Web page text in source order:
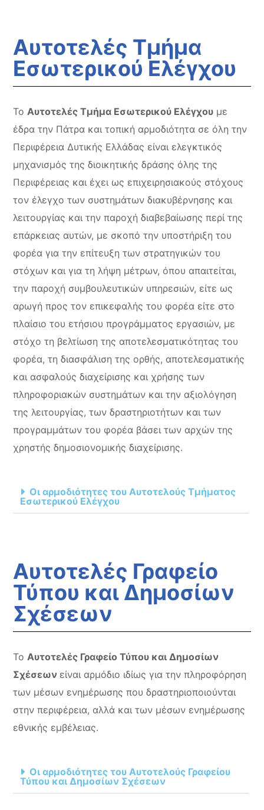
Αυτοτελές Τμήμα
Εσωτερικού Ελέγχου
ΤοΑυτοτελές Τμήμα Εσωτερικού Ελέγχου με
έδρα την Πάτρα και τοπική αρμοδιότητα σε όλη την
Περιφέρεια Δυτικής Ελλάδας είναι ελεγκτικός
μηχανισμός της διοικητικής δράσης όλης της
Περιφέρειας και έχει ως επιχειρησιακούς στόχους
τον έλεγχο των συστημάτων διακυβέρνησης και
λειτουργίας και την παροχή διαβεβαίωσης περί της
επάρκειας αυτών, με σκοπό την υποστήριξη του
φορέα για την επίτευξη των στρατηγικών του
στόχων και για τη λήψη μέτρων, όπου απαιτείται,
την παροχή συμβουλευτικών υπηρεσιών, είτε ως
αρωγή προς τον επικεφαλής του φορέα είτε στο
πλαίσιο του ετήσιου προγράμματος εργασιών, με
στόχο τη βελτίωση της αποτελεσματικότητας του
φορέα, τη διασφάλιση της ορθής, αποτελεσματικής
και ασφαλούς διαχείρισης και χρήσης των
πληροφοριακών συστημάτων και την αξιολόγηση
της λειτουργίας, των δραστηριοτήτων και των
προγραμμάτων του φορέα βάσει των αρχών της
χρηστής δημοσιονομικής διαχείρισης.
Οι αρμοδιότητες του Αυτοτελούς Τμήματος
Εσωτερικού Ελέγχου
Αυτοτελές Γραφείο
Τύπου και Δημοσίων
Σχέσεων
ΤοΑυτοτελές Γραφείο Τύπου και Δημοσίων
Σχέσεων είναι αρμόδιο ιδίως για την πληροφόρηση
των μέσων ενημέρωσης που δραστηριοποιούνται
στην περιφέρεια, αλλά και των μέσων ενημέρωσης
εθνικής εμβέλειας.
Οι αρμοδιότητες του Αυτοτελούς Γραφείου
Τύπου και Δημοσίων Σχέσεων